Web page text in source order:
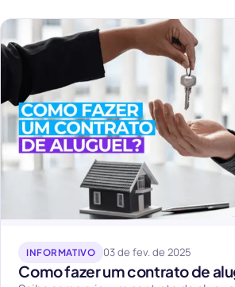
INFORMATIVO 03 de fev. de 2025
Como fazer um contrato de